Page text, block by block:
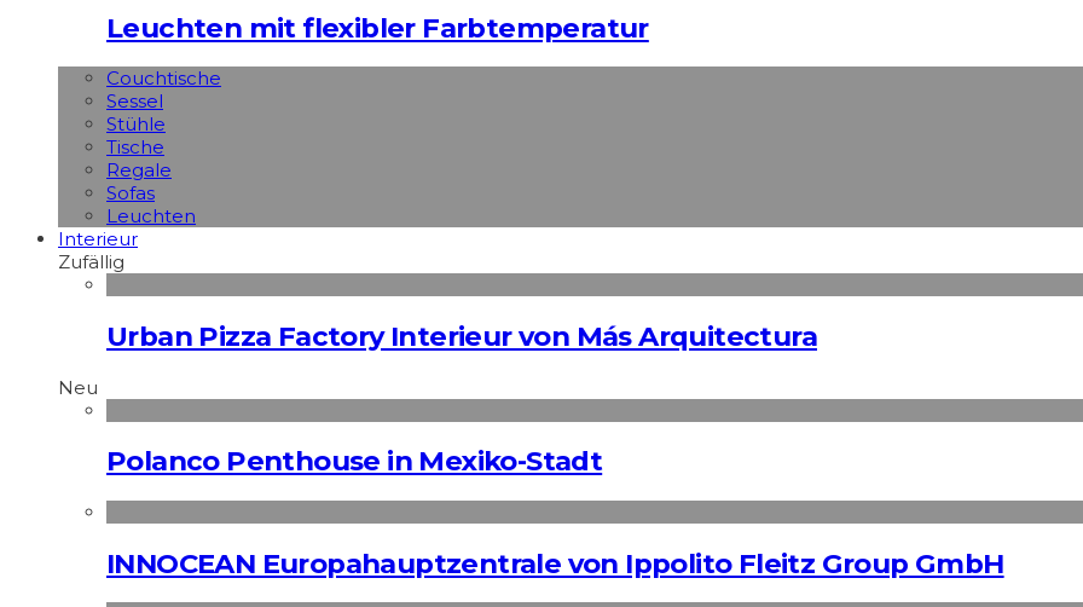
Leuchten mit flexibler Farbtemperatur
Couchtische
Sessel
Stühle
Tische
Regale
Sofas
Leuchten
Interieur
Zufällig
Urban Pizza Factory Interieur von Más Arquitectura
Neu
Polanco Penthouse in Mexiko-Stadt
INNOCEAN Europahauptzentrale von Ippolito Fleitz Group GmbH